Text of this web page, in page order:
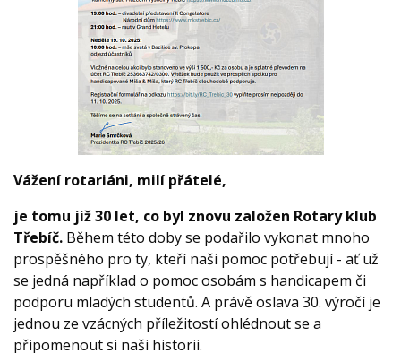
Vážení rotariáni, milí přátelé,
je tomu již 30 let, co byl znovu založen Rotary klub
Třebíč. Během této doby se podařilo vykonat mnoho
prospěšného pro ty, kteří naši pomoc potřebují - ať už
se jedná například o pomoc osobám s handicapem či
podporu mladých studentů. A právě oslava 30. výročí je
jednou ze vzácných příležitostí ohlédnout se a
připomenout si naši historii.